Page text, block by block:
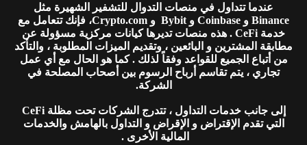
عندما تتداول في منصات التدوال للتشفير الشهيرة مثل
Binance و Coinbase و Bybit و Crypto.com، فإنك تتعامل مع
خدمة CeFi . هذه منصات تديرها كيانات مركزية مسؤولة عن
مطابقة المشترين و البائعين ، وتقديم الميزات المطلوبة ، والتأكد
من أتباع الجميع للقواعد وفقاً لذلك . كما هو الحال مع أي عمل
تجاري ، يتم تقاسم أرباح الرسوم بين أصحاب المصلحة في
الشركة.
إلى جانب خدمات التداول ، تتدرج الشركات تحت مظلة CeFi
التي تقدم الإقتراض و الإقراض و التداول بالهامش والخدمات
المالية الأخرى .